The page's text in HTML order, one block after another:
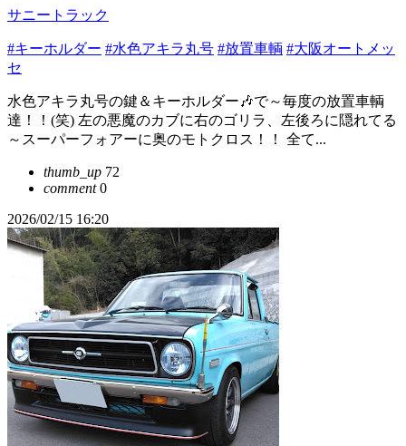
サニートラック
#キーホルダー #水色アキラ丸号 #放置車輌 #大阪オートメッ
セ
水色アキラ丸号の鍵＆キーホルダー🎶で～毎度の放置車輌
達！！(笑) 左の悪魔のカブに右のゴリラ、左後ろに隠れてる
～スーパーフォアーに奥のモトクロス！！ 全て...
thumb_up 72
comment0
2026/02/15 16:20